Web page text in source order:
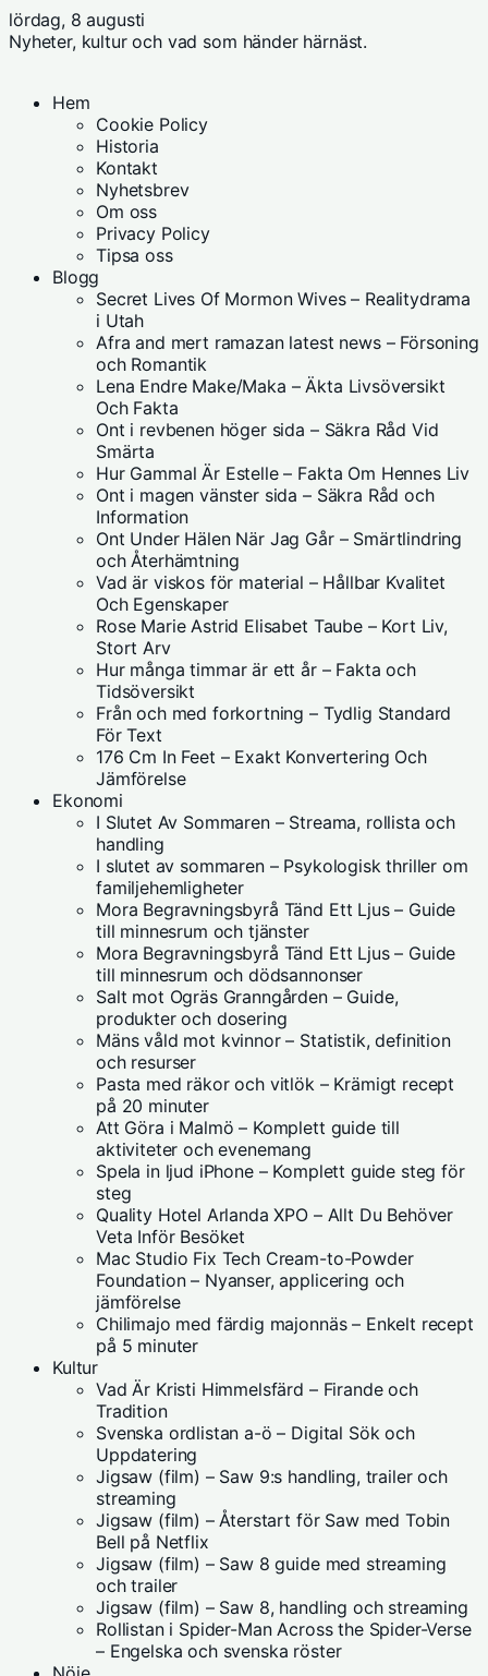
lördag, 8 augusti
Nyheter, kultur och vad som händer härnäst.
Hem
Cookie Policy
Historia
Kontakt
Nyhetsbrev
Om oss
Privacy Policy
Tipsa oss
Blogg
Secret Lives Of Mormon Wives – Realitydrama
i Utah
Afra and mert ramazan latest news – Försoning
och Romantik
Lena Endre Make/Maka – Äkta Livsöversikt
Och Fakta
Ont i revbenen höger sida – Säkra Råd Vid
Smärta
Hur Gammal Är Estelle – Fakta Om Hennes Liv
Ont i magen vänster sida – Säkra Råd och
Information
Ont Under Hälen När Jag Går – Smärtlindring
och Återhämtning
Vad är viskos för material – Hållbar Kvalitet
Och Egenskaper
Rose Marie Astrid Elisabet Taube – Kort Liv,
Stort Arv
Hur många timmar är ett år – Fakta och
Tidsöversikt
Från och med forkortning – Tydlig Standard
För Text
176 Cm In Feet – Exakt Konvertering Och
Jämförelse
Ekonomi
I Slutet Av Sommaren – Streama, rollista och
handling
I slutet av sommaren – Psykologisk thriller om
familjehemligheter
Mora Begravningsbyrå Tänd Ett Ljus – Guide
till minnesrum och tjänster
Mora Begravningsbyrå Tänd Ett Ljus – Guide
till minnesrum och dödsannonser
Salt mot Ogräs Granngården – Guide,
produkter och dosering
Mäns våld mot kvinnor – Statistik, definition
och resurser
Pasta med räkor och vitlök – Krämigt recept
på 20 minuter
Att Göra i Malmö – Komplett guide till
aktiviteter och evenemang
Spela in ljud iPhone – Komplett guide steg för
steg
Quality Hotel Arlanda XPO – Allt Du Behöver
Veta Inför Besöket
Mac Studio Fix Tech Cream-to-Powder
Foundation – Nyanser, applicering och
jämförelse
Chilimajo med färdig majonnäs – Enkelt recept
på 5 minuter
Kultur
Vad Är Kristi Himmelsfärd – Firande och
Tradition
Svenska ordlistan a-ö – Digital Sök och
Uppdatering
Jigsaw (film) – Saw 9:s handling, trailer och
streaming
Jigsaw (film) – Återstart för Saw med Tobin
Bell på Netflix
Jigsaw (film) – Saw 8 guide med streaming
och trailer
Jigsaw (film) – Saw 8, handling och streaming
Rollistan i Spider-Man Across the Spider-Verse
– Engelska och svenska röster